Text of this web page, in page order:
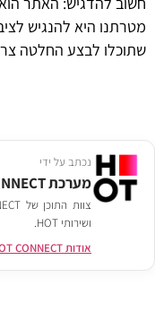
מטרתנו היא להנגיש
שתוכלו לבצע החלטה
נכתב על ידי
מערכת HOT CONNECT
ושירותי HOT.
אודות HOT CONNECT